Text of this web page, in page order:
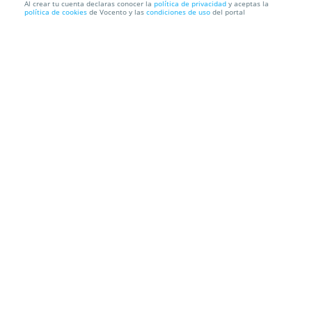
Altavoz Subwoofer Karaoke con doble micrófono
Al crear tu cuenta declaras conocer la política de privacidad y aceptas la
política de cookies de Vocento y las condiciones de uso del portal